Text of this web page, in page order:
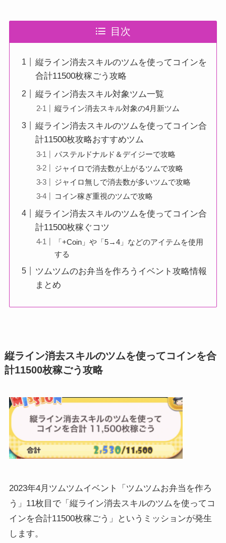
目次
縦ライン消去スキルのツムを使ってコインを
合計11500枚稼ごう攻略
縦ライン消去スキル対象ツム一覧
縦ライン消去スキル対象の4月新ツム
縦ライン消去スキルのツムを使ってコイン合
計11500枚攻略おすすめツム
パステルドナルド＆デイジーで攻略
ジャイロで消去数が上がるツムで攻略
ジャイロ無しで消去数が多いツムで攻略
コイン稼ぎ重視のツムで攻略
縦ライン消去スキルのツムを使ってコイン合
計11500枚稼ぐコツ
「+Coin」や「5→4」などのアイテムを使用
する
ツムツムのお弁当を作ろうイベント攻略情報
まとめ
縦ライン消去スキルのツムを使ってコインを合
計11500枚稼ごう攻略
2023年4月ツムツムイベント「ツムツムお弁当を作ろ
う」11枚目で「縦ライン消去スキルのツムを使ってコ
インを合計11500枚稼ごう」というミッションが発生
します。